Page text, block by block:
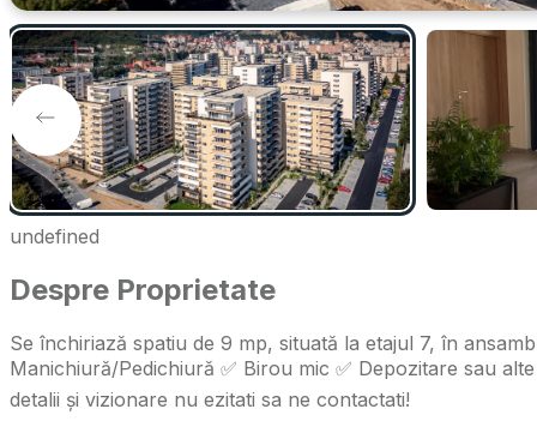
undefined
Despre Proprietate
Se închiriază spatiu de 9 mp, situată la etajul 7, în
Manichiură/Pedichiură ✅ Birou mic ✅ Depozitare sau
detalii și vizionare nu ezitati sa ne contactati!